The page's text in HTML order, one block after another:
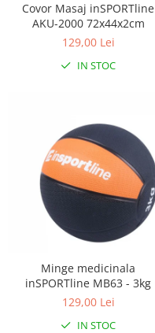
Covor Masaj inSPORTline
AKU-2000 72x44x2cm
129,00 Lei
IN STOC
Minge medicinala
inSPORTline MB63 - 3kg
129,00 Lei
IN STOC